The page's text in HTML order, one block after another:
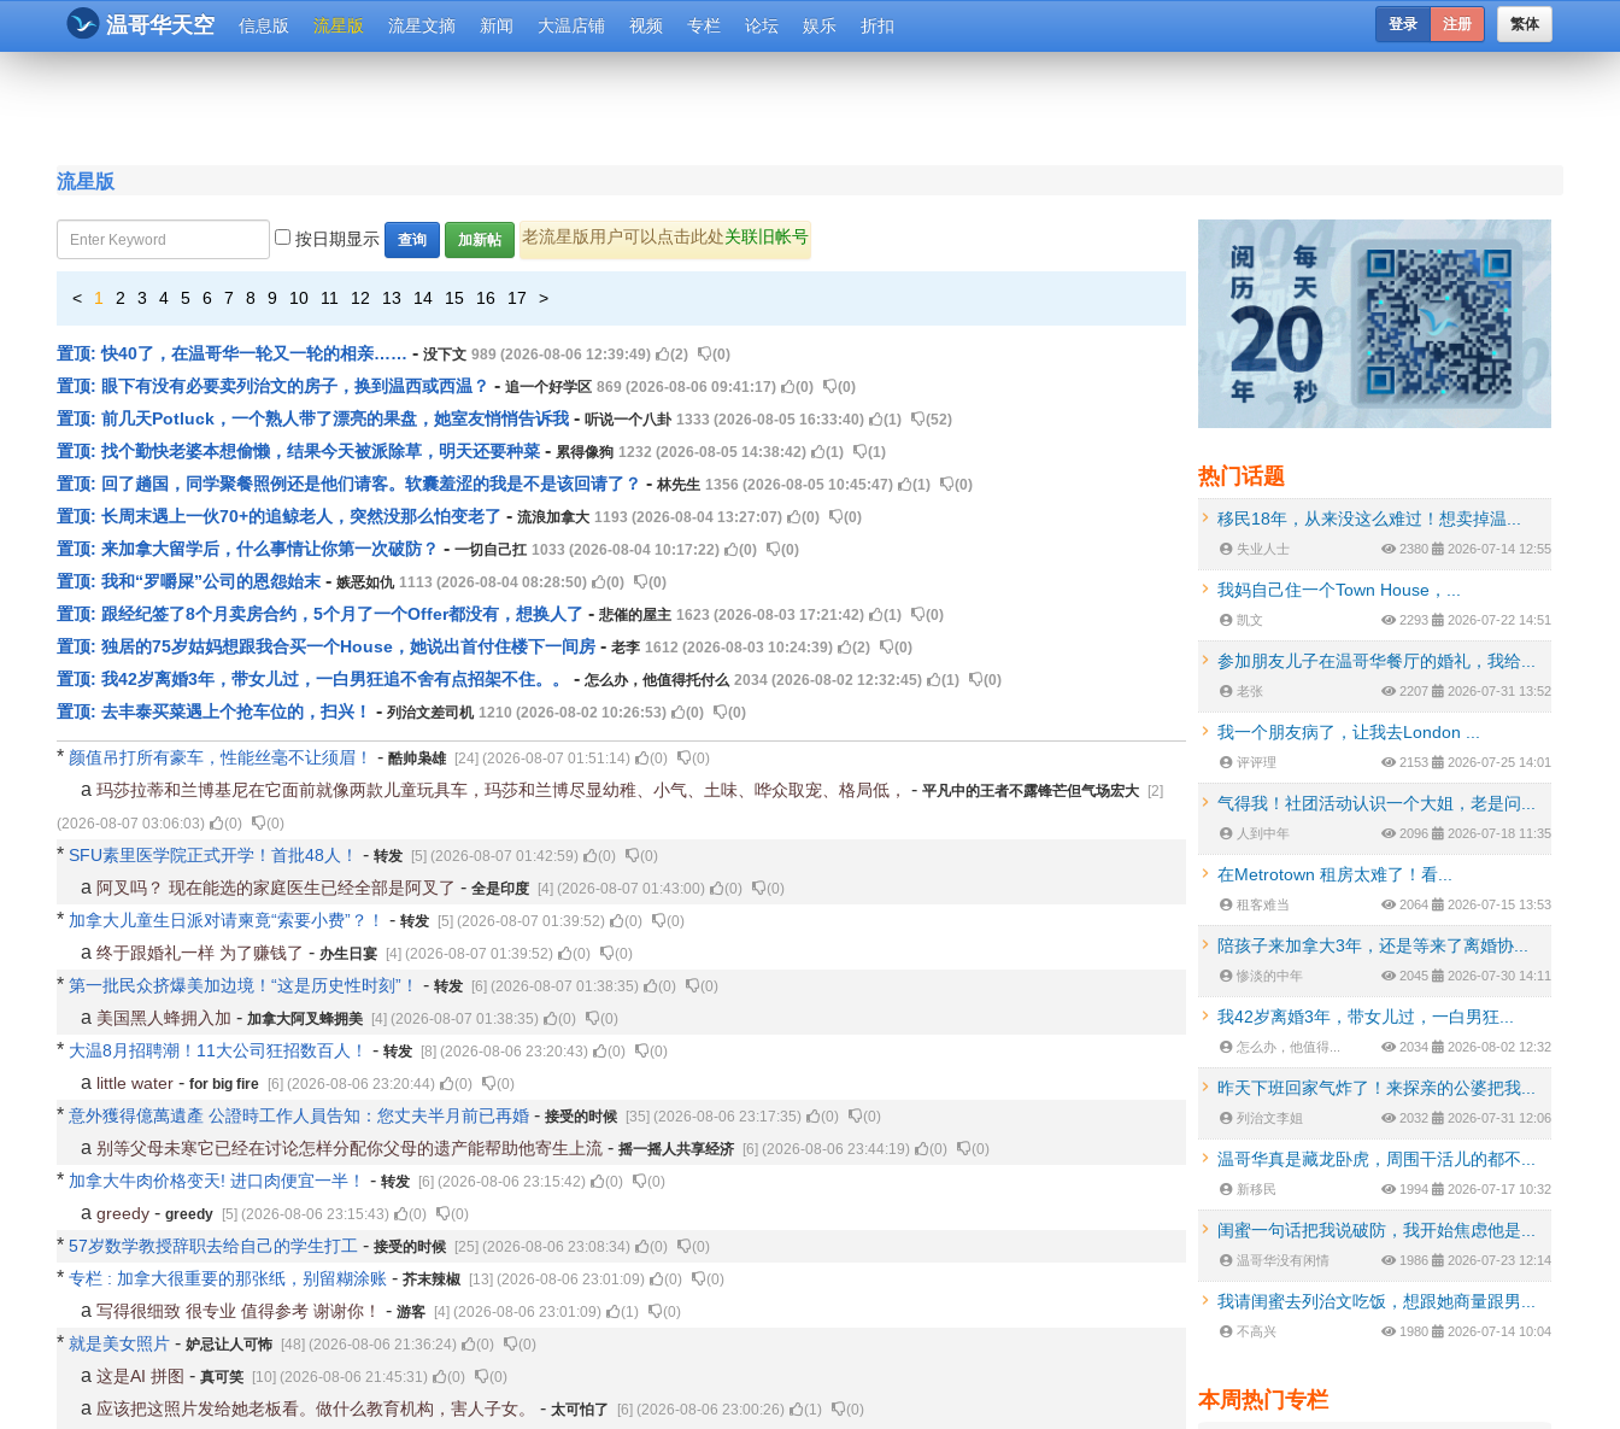
温哥华天空 信息版 流星版 流星文摘 新闻 大温店铺 视频 专栏 论坛 娱乐 折扣 繁体
登录 注册
流星版
按日期显示 查询 加新帖 老流星版用户可以点击此处关联旧帐号
< 1 2 3 4 5 6 7 8 9 10 11 12 13 14 15 16 17 >
置顶: 快40了，在温哥华一轮又一轮的相亲…… - 没下文 989 (2026-08-06 12:39:49) (2) (0)
置顶: 眼下有没有必要卖列治文的房子，换到温西或西温？ - 追一个好学区 869 (2026-08-06 09:41:17) (0) (0)
置顶: 前几天Potluck，一个熟人带了漂亮的果盘，她室友悄悄告诉我 - 听说一个八卦 1333 (2026-08-05 16:33:40) (1) (52)
置顶: 找个勤快老婆本想偷懒，结果今天被派除草，明天还要种菜 - 累得像狗 1232 (2026-08-05 14:38:42) (1) (1)
置顶: 回了趟国，同学聚餐照例还是他们请客。软囊羞涩的我是不是该回请了？ - 林先生 1356 (2026-08-05 10:45:47) (1) (0)
置顶: 长周末遇上一伙70+的追鲸老人，突然没那么怕变老了 - 流浪加拿大 1193 (2026-08-04 13:27:07) (0) (0)
置顶: 来加拿大留学后，什么事情让你第一次破防？ - 一切自己扛 1033 (2026-08-04 10:17:22) (0) (0)
置顶: 我和“罗嚼屎”公司的恩怨始末 - 嫉恶如仇 1113 (2026-08-04 08:28:50) (0) (0)
置顶: 跟经纪签了8个月卖房合约，5个月了一个Offer都没有，想换人了 - 悲催的屋主 1623 (2026-08-03 17:21:42) (1) (0)
置顶: 独居的75岁姑妈想跟我合买一个House，她说出首付住楼下一间房 - 老李 1612 (2026-08-03 10:24:39) (2) (0)
置顶: 我42岁离婚3年，带女儿过，一白男狂追不舍有点招架不住。。 - 怎么办，他值得托付么 2034 (2026-08-02 12:32:45) (1) (0)
置顶: 去丰泰买菜遇上个抢车位的，扫兴！ - 列治文差司机 1210 (2026-08-02 10:26:53) (0) (0)
* 颜值吊打所有豪车，性能丝毫不让须眉！ - 酷帅枭雄 [24] (2026-08-07 01:51:14) (0) (0)
a 玛莎拉蒂和兰博基尼在它面前就像两款儿童玩具车，玛莎和兰博尽显幼稚、小气、土味、哗众取宠、格局低， - 平凡中的王者不露锋芒但气场宏大
[2]
(2026-08-07 03:06:03)
(0) (0)
* SFU素里医学院正式开学！首批48人！ - 转发 [5] (2026-08-07 01:42:59) (0) (0)
a 阿叉吗？ 现在能选的家庭医生已经全部是阿叉了 - 全是印度 [4] (2026-08-07 01:43:00) (0) (0)
* 加拿大儿童生日派对请柬竟“索要小费”？！ - 转发 [5] (2026-08-07 01:39:52) (0) (0)
a 终于跟婚礼一样 为了赚钱了 - 办生日宴 [4] (2026-08-07 01:39:52) (0) (0)
* 第一批民众挤爆美加边境！“这是历史性时刻”！ - 转发 [6] (2026-08-07 01:38:35) (0) (0)
a 美国黑人蜂拥入加 - 加拿大阿叉蜂拥美 [4] (2026-08-07 01:38:35) (0) (0)
* 大温8月招聘潮！11大公司狂招数百人！ - 转发 [8] (2026-08-06 23:20:43) (0) (0)
a little water - for big fire [6] (2026-08-06 23:20:44) (0) (0)
* 意外獲得億萬遺產 公證時工作人員告知：您丈夫半月前已再婚 - 接受的时候 [35] (2026-08-06 23:17:35) (0) (0)
a 别等父母未寒它已经在讨论怎样分配你父母的遗产能帮助他寄生上流 - 摇一摇人共享经济 [6] (2026-08-06 23:44:19) (0) (0)
* 加拿大牛肉价格变天! 进口肉便宜一半！ - 转发 [6] (2026-08-06 23:15:42) (0) (0)
a greedy - greedy [5] (2026-08-06 23:15:43) (0) (0)
* 57岁数学教授辞职去给自己的学生打工 - 接受的时候 [25] (2026-08-06 23:08:34) (0) (0)
* 专栏 : 加拿大很重要的那张纸，别留糊涂账 - 芥末辣椒 [13] (2026-08-06 23:01:09) (0) (0)
a 写得很细致 很专业 值得参考 谢谢你！ - 游客 [4] (2026-08-06 23:01:09) (1) (0)
* 就是美女照片 - 妒忌让人可怖 [48] (2026-08-06 21:36:24) (0) (0)
a 这是AI 拼图 - 真可笑 [10] (2026-08-06 21:45:31) (0) (0)
a 应该把这照片发给她老板看。做什么教育机构，害人子女。 - 太可怕了 [6] (2026-08-06 23:00:26) (1) (0)
热门话题
移民18年，从来没这么难过！想卖掉温...
失业人士 2380 2026-07-14 12:55
我妈自己住一个Town House，...
凯文 2293 2026-07-22 14:51
参加朋友儿子在温哥华餐厅的婚礼，我给...
老张 2207 2026-07-31 13:52
我一个朋友病了，让我去London ...
评评理 2153 2026-07-25 14:01
气得我！社团活动认识一个大姐，老是问...
人到中年 2096 2026-07-18 11:35
在Metrotown 租房太难了！看...
租客难当 2064 2026-07-15 13:53
陪孩子来加拿大3年，还是等来了离婚协...
惨淡的中年 2045 2026-07-30 14:11
我42岁离婚3年，带女儿过，一白男狂...
怎么办，他值得... 2034 2026-08-02 12:32
昨天下班回家气炸了！来探亲的公婆把我...
列治文李姐 2032 2026-07-31 12:06
温哥华真是藏龙卧虎，周围干活儿的都不...
新移民 1994 2026-07-17 10:32
闺蜜一句话把我说破防，我开始焦虑他是...
温哥华没有闲情 1986 2026-07-23 12:14
我请闺蜜去列治文吃饭，想跟她商量跟男...
不高兴 1980 2026-07-14 10:04
本周热门专栏